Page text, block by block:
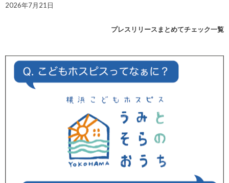
2026年7月21日
プレスリリースまとめてチェック一覧